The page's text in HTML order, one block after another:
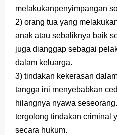
Latihan Soal TKA Geografi 2025
STOP Belajar Geografi Pakai Cara Lama! 😤 TKA
Ebook Prediksi 150 Soal TKA
3 Jurus Sakti Menaklukkan
Menjadi Pengajar
melakukanpenyimpangan
2) orang tua yang
anak atau sebaliknya baik
juga dianggap sebagai
dalam keluarga.
3) tindakan kekerasan
tangga ini menyebabkan
hilangnya nyawa
tergolong tindakan criminal
secara hukum.